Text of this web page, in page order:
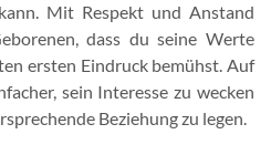
Mit Respekt und Anstand
dass du seine Werte
ersten Eindruck bemühst. Auf
sein Interesse zu wecken
Beziehung zu legen.